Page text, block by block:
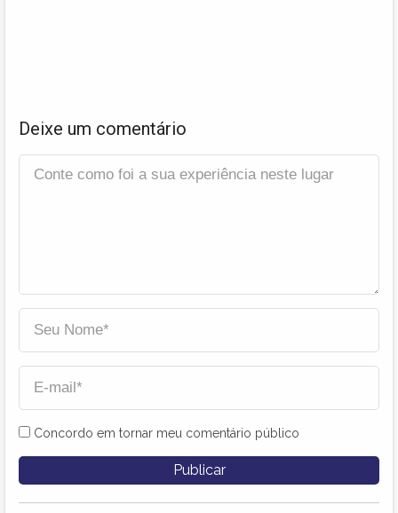
Deixe um comentário
Concordo em tornar meu comentário público